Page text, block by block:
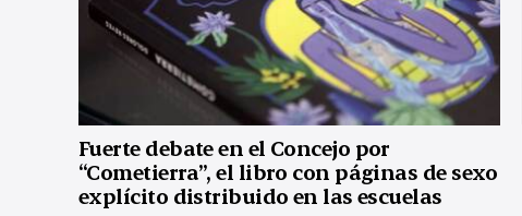
Fuerte debate en el Concejo por
“Cometierra”, el libro con páginas de sexo
explícito distribuido en las escuelas